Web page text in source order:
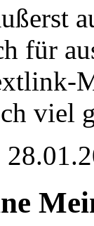
für
viel